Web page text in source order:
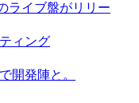
ライブ盤がリリー
ィング
開発陣と。